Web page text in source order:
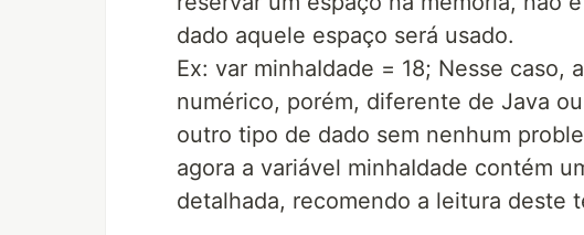
dado aquele espaço será usado.
Ex: var minhaIdade = 18; Nesse caso,
numérico, porém, diferente de Java
outro tipo de dado sem nenhum
agora a variável minhaIdade contém
detalhada, recomendo a leitura deste